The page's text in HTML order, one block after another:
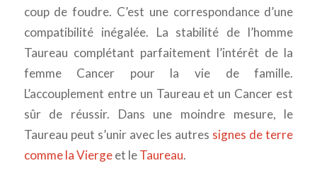
coup de foudre. C’est une correspondance d’une
compatibilité inégalée. La stabilité de l’homme
Taureau complétant parfaitement l’intérêt de la
femme Cancer pour la vie de famille.
L’accouplement entre un Taureau et un Cancer est
sûr de réussir. Dans une moindre mesure, le
Taureau peut s’unir avec les autres signes de terre
comme la Viergeet leTaureau.